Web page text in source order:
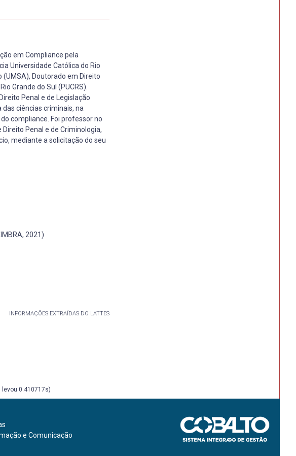
em Compliance pela
Universidade Católica do Rio
(UMSA), Doutorado em Direito
Grande do Sul (PUCRS).
Penal e de Legislação
das ciências criminais, na
compliance. Foi professor no
Penal e de Criminologia,
mediante a solicitação do seu
2021)
INFORMAÇÕES EXTRAÍDAS DO LATTES
0.410717s)
e Comunicação